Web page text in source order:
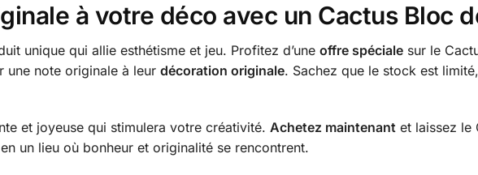
à votre déco avec un Cactus Bloc
unique qui allie esthétisme et jeu. Profitez d’une offre spécialesur le
une note originale à leur décoration originale. Sachez que le stock est
et joyeuse qui stimulera votre créativité. Achetez maintenant et laissez le
un lieu où bonheur et originalité se rencontrent.